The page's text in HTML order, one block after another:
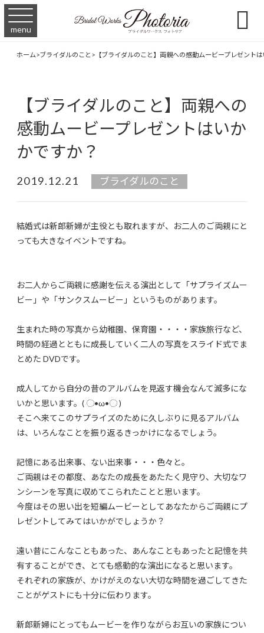
menu 
ホーム>ブライダルのこと > 【ブライダルのこと】両親への感動ムービープレゼント
【ブライダルのこと】両親への
感動ムービープレゼントはいか
かですか？
2019.12.21 ブライダルのこと
結婚式は新郎新婦が主役とも取れますが、お二人のご両親にと
っても大きなイベントですね。
お二人からご両親に感謝を伝える演出として「サプライズムー
ビー」や「サンクスムービー」というものがあります。
生まれた時の写真から幼稚園、保育園・・・・家族旅行など、
時間の経過とともに成長していく二人の写真をスライド式でま
とめた DVDです。
成人してから自分の昔のアルバムを見返す機会なんて滅多にな
いかと思います。( ◌•ω•◌ )
そこへ来てこのサプライズのために久しぶりに見るアルバム
は、いろんなことを振り返るきっかけになるでしょう。
記憶にある出来事、ない出来事・・・色々と。
ご両親はその都度、あなたの成長をあたたく見守り、大切なワ
ンシーンを写真に収めてこられたことと思います。
今度はその思い出を短編ムービーとしてあなたからご両親にプ
レゼントしてみてはいかがでしょうか？
遠い昔にこんなこともあった、あんなこともあったと記憶を共
有することができ、とても感動的な演出になると思います。
それぞれの家族が、かけがえのない大切な時間を過ごしてきた
ことがゲストにも十分に伝わります。
新郎新婦にとってもムービーを作りながらお互いの家族につい